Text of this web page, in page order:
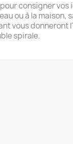
consigner vos
ou à la maison,
vous donneront
spirale.